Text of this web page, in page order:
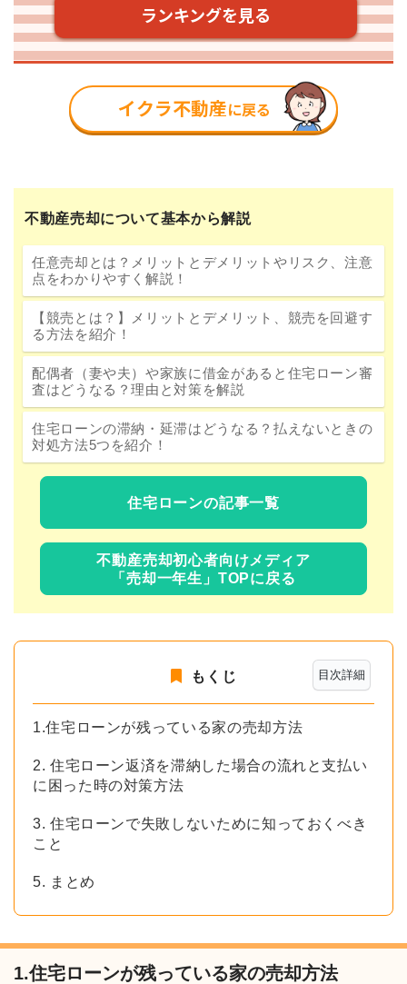
不動産売却について基本から解説
任意売却とは？メリットとデメリットやリスク、注意
点をわかりやすく解説！
【競売とは？】メリットとデメリット、競売を回避す
る方法を紹介！
配偶者（妻や夫）や家族に借金があると住宅ローン審
査はどうなる？理由と対策を解説
住宅ローンの滞納・延滞はどうなる？払えないときの
対処方法5つを紹介！
住宅ローンの記事一覧
不動産売却初心者向けメディア
「売却一年生」TOPに戻る
目次詳細
もくじ
1.住宅ローンが残っている家の売却方法
2. 住宅ローン返済を滞納した場合の流れと支払い
に困った時の対策方法
3. 住宅ローンで失敗しないために知っておくべき
こと
5. まとめ
1.住宅ローンが残っている家の売却方法